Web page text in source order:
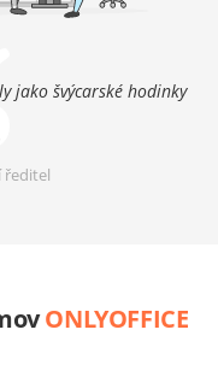
jako švýcarské hodinky
ředitel
ONLYOFFICE